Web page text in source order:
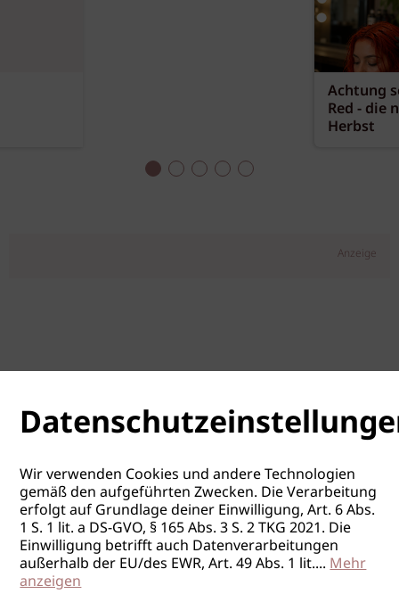
Achtung
Red - die
Herbst
Anzeige
Wir verwenden Cookies und andere Technologien
gemäß den aufgeführten Zwecken. Die Verarbeitung
erfolgt auf Grundlage deiner Einwilligung, Art. 6 Abs.
1 S. 1 lit. a DS-GVO, § 165 Abs. 3 S. 2 TKG 2021. Die
Einwilligung betrifft auch Datenverarbeitungen
außerhalb der EU/des EWR, Art. 49 Abs. 1 lit....Mehr
anzeigen